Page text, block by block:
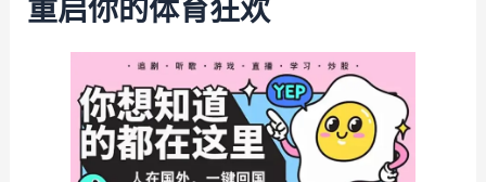
重启你的体育狂欢